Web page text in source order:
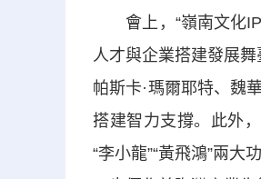
會上，“嶺南文化
人才與企業搭建發展
帕斯卡·瑪爾耶特、魏
搭建智力支撐。此外
“李小龍”“黃飛鴻”兩